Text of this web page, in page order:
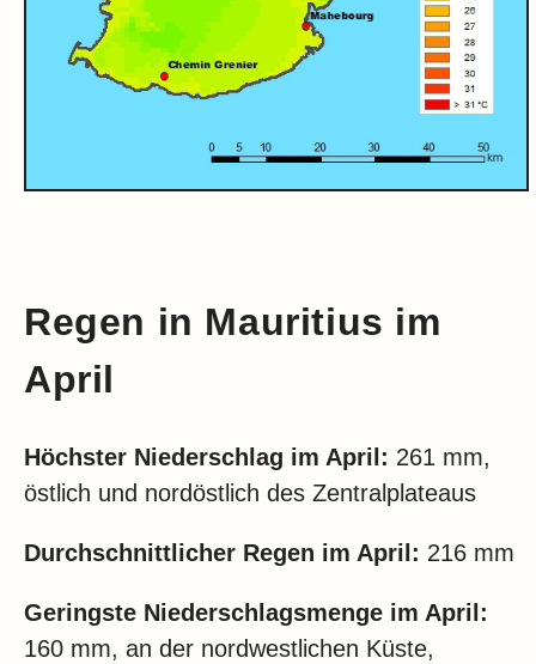
Regen in Mauritius im
April
Höchster Niederschlag im April: 261 mm,
östlich und nordöstlich des Zentralplateaus
Durchschnittlicher Regen im April: 216 mm
Geringste Niederschlagsmenge im April:
160 mm, an der nordwestlichen Küste,